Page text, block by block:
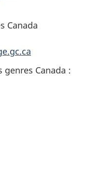
Canada
genres Canada :